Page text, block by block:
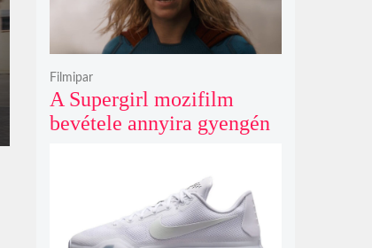
A Supergirl mozifilm
bevétele annyira gyengén
számait sem érte el
Filmipar